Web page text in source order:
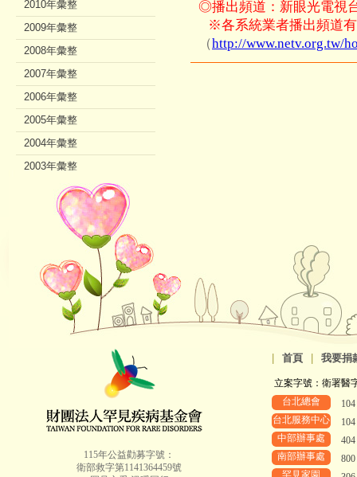
◎播出頻道：新眼光電視
※各系統業者播出頻道
（http://www.netv.org.tw/
2010年彙整
2009年彙整
2008年彙整
2007年彙整
2006年彙整
2005年彙整
2004年彙整
2003年彙整
2002年彙整
115年公益勸募字號：
衛部救字第1141364459號
首頁 我要捐
立案字號：衛署醫
台北總會
台北服務中心
中部辦事處
南部辦事處
罕見家園